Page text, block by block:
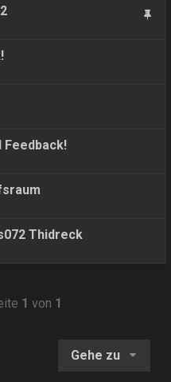
Feedback!
Thidreck
1 von 1
Gehe zu